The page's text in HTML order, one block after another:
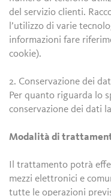
del servizio clienti.
l’utilizzo di varie
informazioni fare
cookie).
2. Conservazione dei
Per quanto riguarda lo
conservazione dei dati
Modalità di
Il trattamento potrà
mezzi elettronici e
tutte le operazioni